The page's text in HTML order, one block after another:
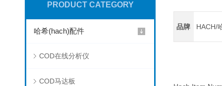
PRODUCT CATEGORY
哈希(hach)配件
COD在线分析仪
COD马达板
品牌 HACH/